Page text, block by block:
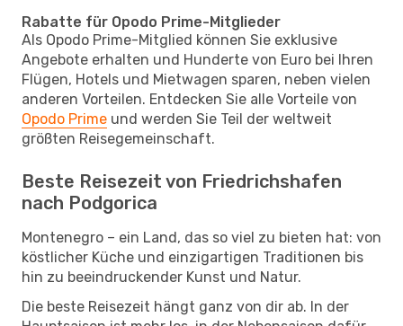
Rabatte für Opodo Prime-Mitglieder
Als Opodo Prime-Mitglied können Sie exklusive
Angebote erhalten und Hunderte von Euro bei Ihren
Flügen, Hotels und Mietwagen sparen, neben vielen
anderen Vorteilen. Entdecken Sie alle Vorteile von
Opodo Prime und werden Sie Teil der weltweit
größten Reisegemeinschaft.
Beste Reisezeit von Friedrichshafen
nach Podgorica
Montenegro – ein Land, das so viel zu bieten hat: von
köstlicher Küche und einzigartigen Traditionen bis
hin zu beeindruckender Kunst und Natur.
Die beste Reisezeit hängt ganz von dir ab. In der